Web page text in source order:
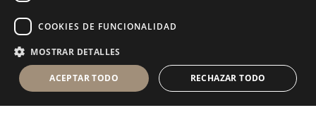
COOKIES DE FUNCIONALIDAD
MOSTRAR DETALLES
ACEPTAR TODO RECHAZAR TODO